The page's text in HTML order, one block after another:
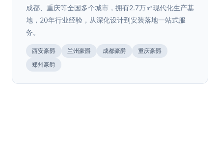
成都、重庆等全国多个城市，拥有2.7万㎡现代化生产基
地，20年行业经验，从深化设计到安装落地一站式服
务。
西安豪爵 兰州豪爵 成都豪爵
重庆豪爵
郑州豪爵